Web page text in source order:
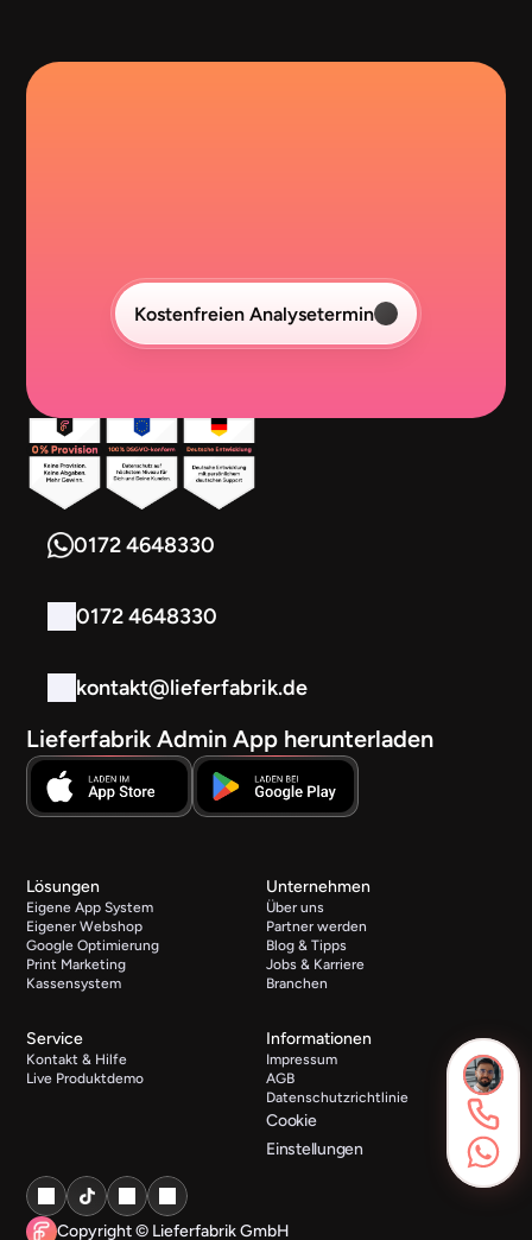
Kostenfreien Analysetermin
0172 4648330
0172 4648330
kontakt@lieferfabrik.de
Lieferfabrik Admin App herunterladen
Lösungen
Eigene App System
Eigener Webshop
Google Optimierung
Print Marketing
Kassensystem
Unternehmen
Über uns
Partner werden
Blog & Tipps
Jobs & Karriere
Branchen
Service
Kontakt & Hilfe
Live Produktdemo
Informationen
Impressum
AGB
Datenschutzrichtlinie
Cookie
Einstellungen
Copyright © Lieferfabrik GmbH